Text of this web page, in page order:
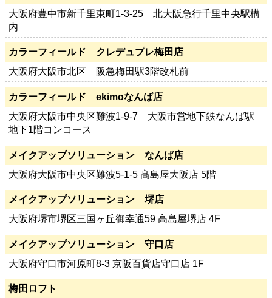
大阪府豊中市新千里東町1-3-25 北大阪急行千里中央駅構
内
カラーフィールド クレデュプレ梅田店
大阪府大阪市北区 阪急梅田駅3階改札前
カラーフィールド ekimoなんば店
大阪府大阪市中央区難波1-9-7 大阪市営地下鉄なんば駅
地下1階コンコース
メイクアップソリューション なんば店
大阪府大阪市中央区難波5-1-5 髙島屋大阪店 5階
メイクアップソリューション 堺店
大阪府堺市堺区三国ヶ丘御幸通59 高島屋堺店 4F
メイクアップソリューション 守口店
大阪府守口市河原町8-3 京阪百貨店守口店 1F
梅田ロフト